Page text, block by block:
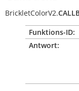
BrickletColorV2.
Funktions-ID:
Antwort: